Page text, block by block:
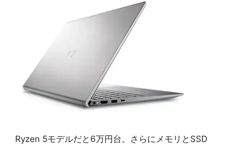
Ryzen 5モデルだと6万円台。さらにメモリとSSD